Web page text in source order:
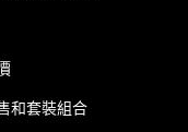
和套裝組合